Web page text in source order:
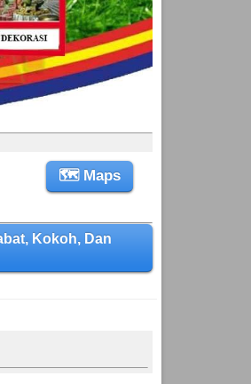
🗺 Maps
Kokoh, Dan